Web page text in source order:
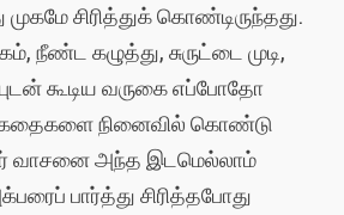
முகமே சிரித்துக் கொண்டிருந்தது.
நீண்ட கழுத்து, சுருட்டை முடி,
கூடிய வருகை எப்போதோ
நினைவில் கொண்டு
வாசனை அந்த இடமெல்லாம்
பார்த்து சிரித்தபோது